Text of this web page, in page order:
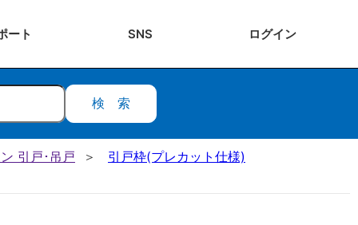
ート SNS ログイン
検索
引戸･吊戸 引戸枠(プレカット仕様)